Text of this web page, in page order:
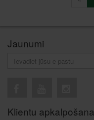
Jaunumi
Klientu apkalpošana